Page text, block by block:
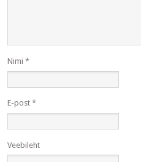
Nimi *
E-post *
Veebileht